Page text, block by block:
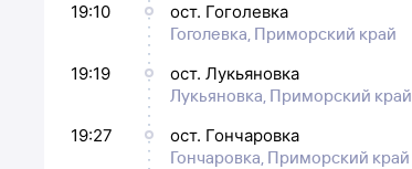
19:10
ост. Гоголевка
Гоголевка, Приморский край
19:19
ост. Лукьяновка
Лукьяновка, Приморский край
19:27
ост. Гончаровка
Гончаровка, Приморский край